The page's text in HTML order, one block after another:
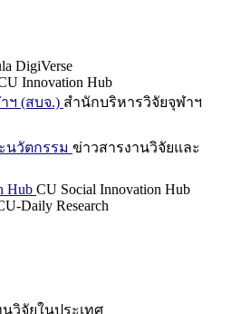
DigiVerse
Innovation Hub
ฯ (สบจ.) สำนักบริหารวิจัยจุฬาฯ
นวัตกรรม ข่าวสารงานวิจัยและ
Hub CU Social Innovation Hub
Daily Research
วิจัยในประเทศ